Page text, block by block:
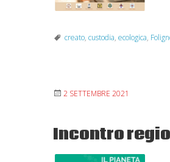
creato, custodia, ecologica,
2 SETTEMBRE 2021
Incontro